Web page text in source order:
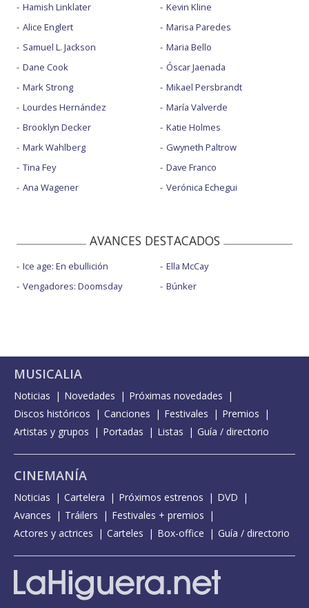
Hamish Linklater
Alice Englert
Samuel L. Jackson
Dane Cook
Mark Strong
Lourdes Hernández
Brooklyn Decker
Mark Wahlberg
Tina Fey
Ana Wagener
Kevin Kline
Marisa Paredes
Maria Bello
Óscar Jaenada
Mikael Persbrandt
María Valverde
Katie Holmes
Gwyneth Paltrow
Dave Franco
Verónica Echegui
AVANCES DESTACADOS
Ice age: En ebullición
Vengadores: Doomsday
Ella McCay
Búnker
MUSICALIA
Noticias Novedades
Próximas novedades
Discos históricos
Canciones Festivales
Premios
Artistas y grupos
Portadas Listas Guía / directorio
CINEMANÍA
Noticias Cartelera Próximos estrenos
DVD
Avances
Tráilers
Festivales + premios
Actores y actrices
Carteles Box-office Guía / directorio